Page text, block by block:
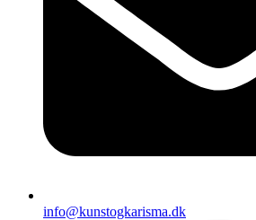
info@kunstogkarisma.dk